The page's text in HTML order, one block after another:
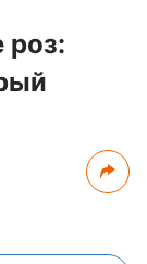
роз: